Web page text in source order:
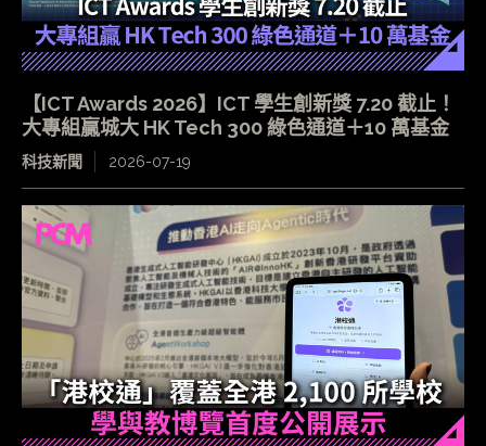
【ICT Awards 2026】ICT 學生創新獎 7.20 截止！
大專組贏城大 HK Tech 300 綠色通道＋10 萬基金
科技新聞 2026-07-19